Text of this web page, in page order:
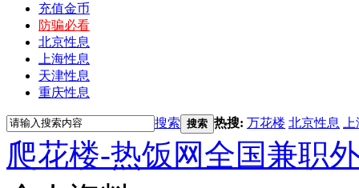
充值金币
防骗必看
北京性息
上海性息
天津性息
重庆性息
搜索 搜索 热搜: 万花楼 北京性息
爬花楼-热饭网全国兼职